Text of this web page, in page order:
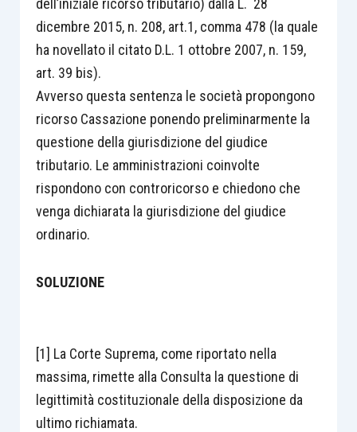
dicembre 2015, n. 208, art.1, comma 478 (la quale
ha novellato il citato D.L. 1 ottobre 2007, n. 159,
art. 39 bis).
Avverso questa sentenza le società propongono
ricorso Cassazione ponendo preliminarmente la
questione della giurisdizione del giudice
tributario. Le amministrazioni coinvolte
rispondono con controricorso e chiedono che
venga dichiarata la giurisdizione del giudice
ordinario.
SOLUZIONE
[1] La Corte Suprema, come riportato nella
massima, rimette alla Consulta la questione di
legittimità costituzionale della disposizione da
ultimo richiamata.